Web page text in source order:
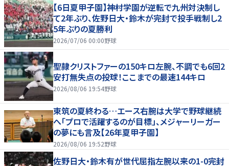
【6日夏甲子園】神村学園が逆転で九州対決制し
て2年ぶり、佐野日大・鈴木が完封で投手戦制し2
5年ぶりの夏勝利
2026/07/06 00:00野球
聖隷クリストファーの150キロ左腕、不調でも6回2
安打無失点の投球！ここまでの最速144キロ
2026/08/06 19:54野球
東筑の夏終わる…エース右腕は大学で野球継続
へ「プロで活躍するのが目標」、メジャーリーガー
の夢にも言及【26年夏甲子園】
2026/08/06 19:52野球
佐野日大・鈴木有が世代屈指左腕以来の1-0完封